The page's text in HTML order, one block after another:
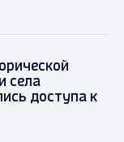
села
доступа к